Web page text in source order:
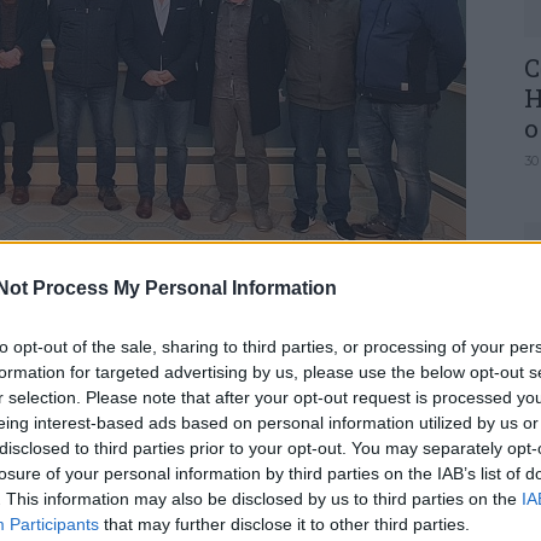
Process My Personal Information
opt-out of the sale, sharing to third parties, or processing of your
for targeted advertising by us, please use the below opt-out
selection. Please note that after your opt-out request is processed
interest-based ads based on personal information utilized by us
to third parties prior to your opt-out. You may separately
of your personal information by third parties on the IAB’s list of
This information may also be disclosed by us to third parties on the
Participants that may further disclose it to other third parties.
a prática desportiva nas modalidades de
Snooker, Squash, Xadrez, Ténis de Mesa
Marco Almeida, assinou ontem, dia
Desenvolvimento Desportivo para o ano de
clubes/associações do concelho.
global de cerca de 200 mil euros, visam
30